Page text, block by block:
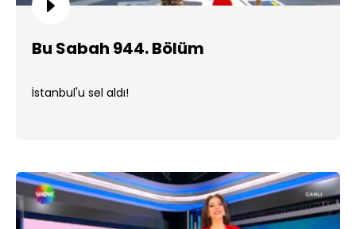
Bu Sabah 944. Bölüm
İstanbul'u sel aldı!